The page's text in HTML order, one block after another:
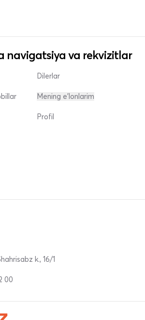
navigatsiya va rekvizitlar
Dilerlar
Mening e'lonlarim
Profil
k., 16/1
00